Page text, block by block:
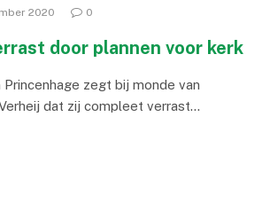
2020 0
door plannen voor kerk
Princenhage zegt bij monde van
dat zij compleet verrast…